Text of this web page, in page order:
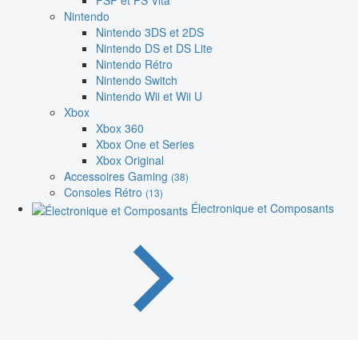
Nintendo
Nintendo 3DS et 2DS
Nintendo DS et DS Lite
Nintendo Rétro
Nintendo Switch
Nintendo Wii et Wii U
Xbox
Xbox 360
Xbox One et Series
Xbox Original
Accessoires Gaming (38)
Consoles Rétro (13)
Électronique et Composants